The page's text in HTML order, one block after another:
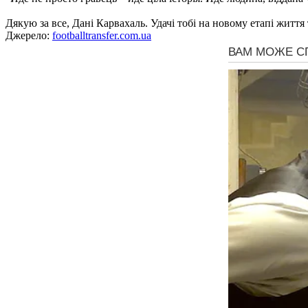
Дякую за все, Дані Карвахаль. Удачі тобі на новому етапі
Джерело: footballtransfer.com.ua